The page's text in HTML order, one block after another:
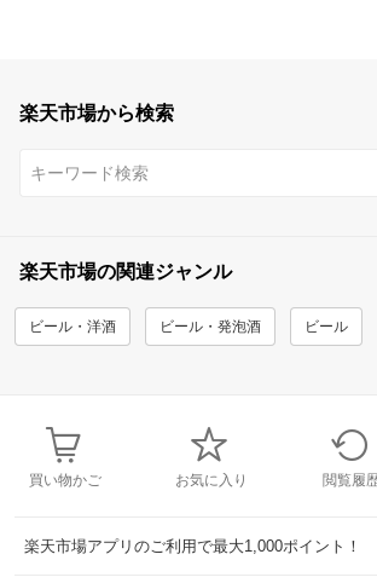
楽天市場から検索
楽天市場の関連ジャンル
ビール・洋酒 ビール・発泡酒 ビール
買い物かご お気に入り 閲覧履
楽天市場アプリのご利用で最大1,000ポイント！